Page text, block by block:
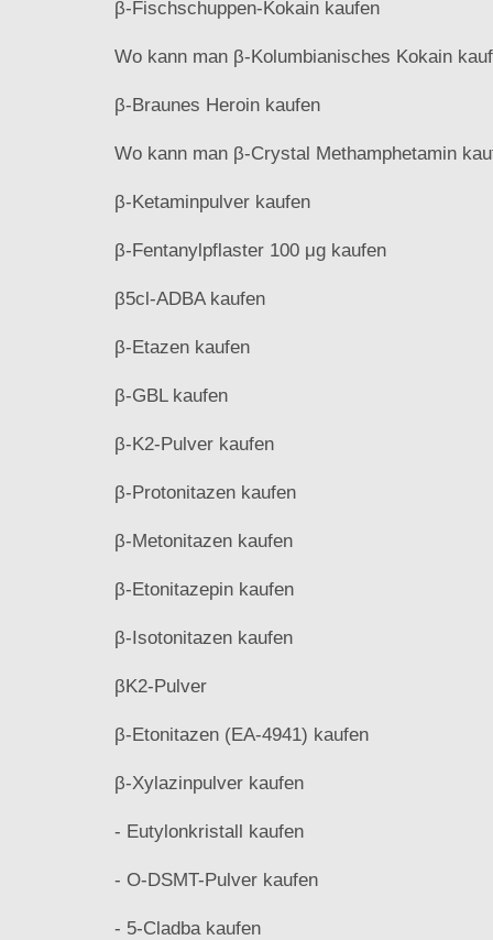
β-Fischschuppen-Kokain kaufen
Wo kann man β-Kolumbianisches Kokain
β-Braunes Heroin kaufen
Wo kann man β-Crystal Methamphetamin
β-Ketaminpulver kaufen
β-Fentanylpflaster 100 μg kaufen
β5cl-ADBA kaufen
β-Etazen kaufen
β-GBL kaufen
β-K2-Pulver kaufen
β-Protonitazen kaufen
β-Metonitazen kaufen
β-Etonitazepin kaufen
β-Isotonitazen kaufen
βK2-Pulver
β-Etonitazen (EA-4941) kaufen
β-Xylazinpulver kaufen
- Eutylonkristall kaufen
- O-DSMT-Pulver kaufen
- 5-Cladba kaufen